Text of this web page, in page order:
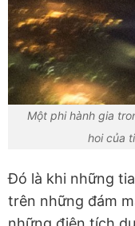
Một phi hành gia
hoi của
Đó là khi những
trên những đám